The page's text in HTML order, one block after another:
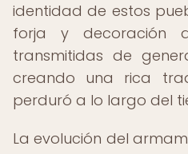
identidad de estos
forja y decoración
transmitidas de
creando una rica
perduró a lo largo del
La evolución del